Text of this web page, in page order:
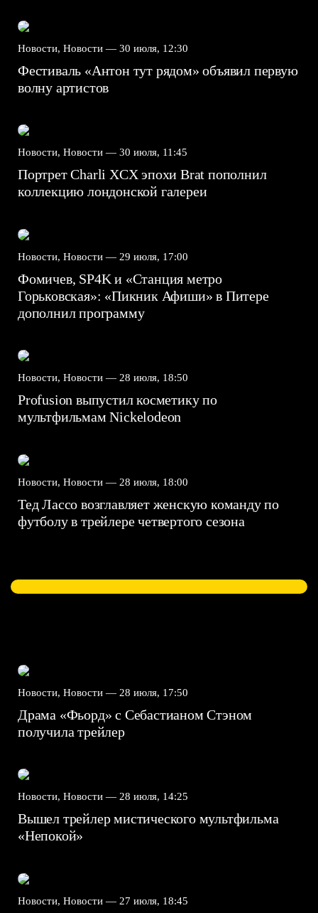
Новости, Новости — 30 июля, 12:30
Фестиваль «Антон тут рядом» объявил первую
волну артистов
Новости, Новости — 30 июля, 11:45
Портрет Charli XCX эпохи Brat пополнил
коллекцию лондонской галереи
Новости, Новости — 29 июля, 17:00
Фомичев, SP4K и «Станция метро
Горьковская»: «Пикник Афиши» в Питере
дополнил программу
Новости, Новости — 28 июля, 18:50
Profusion выпустил косметику по
мультфильмам Nickelodeon
Новости, Новости — 28 июля, 18:00
Тед Лассо возглавляет женскую команду по
футболу в трейлере четвертого сезона
Новости, Новости — 28 июля, 17:50
Драма «Фьорд» с Себастианом Стэном
получила трейлер
Новости, Новости — 28 июля, 14:25
Вышел трейлер мистического мультфильма
«Непокой»
Новости, Новости — 27 июля, 18:45